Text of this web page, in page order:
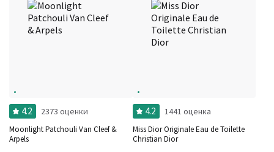
4.2 2373 оценки
Moonlight Patchouli Van Cleef &
Arpels
4.2 1441 оценка
Miss Dior Originale Eau de Toilette
Christian Dior